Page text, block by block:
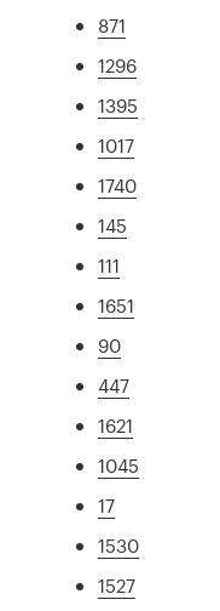
871
1296
1395
1017
1740
145
111
1651
90
447
1621
1045
17
1530
1527